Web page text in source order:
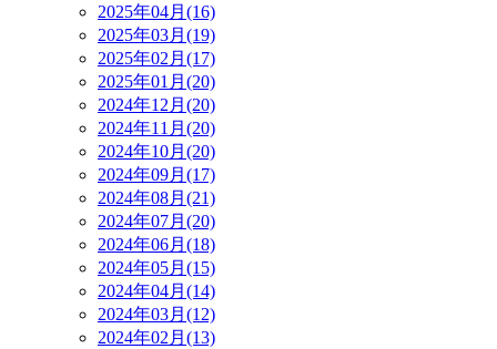
2025年04月(16)
2025年03月(19)
2025年02月(17)
2025年01月(20)
2024年12月(20)
2024年11月(20)
2024年10月(20)
2024年09月(17)
2024年08月(21)
2024年07月(20)
2024年06月(18)
2024年05月(15)
2024年04月(14)
2024年03月(12)
2024年02月(13)